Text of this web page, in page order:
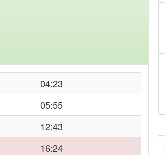
04:23
05:55
12:43
16:24